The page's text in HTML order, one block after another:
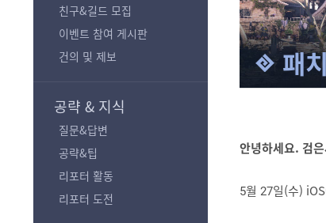
친구&길드 모집
이벤트 참여 게시판
건의 및 제보
공략 & 지식
질문&답변
공략&팁
리포터 활동
리포터 도전
패
안녕하세요. 검
5월 27일(수)